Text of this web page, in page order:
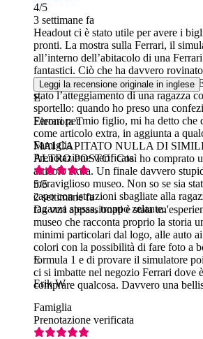
4/5
3 settimane fa
Headout ci è stato utile per avere i
pronti. La mostra sulla Ferrari, il
all’interno dell’abitacolo di una
fantastici. Ciò che ha davvero
esperienza e l’ha resa
stato l’atteggiamento di una ragazza
sportello: quando ho preso una
Ferrari per mio figlio, mi ha detto che
come articolo extra, in aggiunta a
MAI CAPITATO NULLA DI
ALTRO POSTO! Così ho comprato
articolo extra. Un finale davvero
meraviglioso museo. Non so se sia
capo con istruzioni sbagliate alla
ragazza stessa, troppo zelante.
Leggi la recensione originale in inglese
E
Eleonora T
Famiglia
Prenotazione verificata
5/5
2 settimane fa
Da veri appassionati è stata
museo che racconta proprio la storia
minimi particolari dal logo, alle auto
colori con la possibilità di fare foto a
formula 1 e di provare il simulatore
ci si imbatte nel negozio Ferrari
comprare qualcosa. Davvero una
E
Erik W
Famiglia
Prenotazione verificata